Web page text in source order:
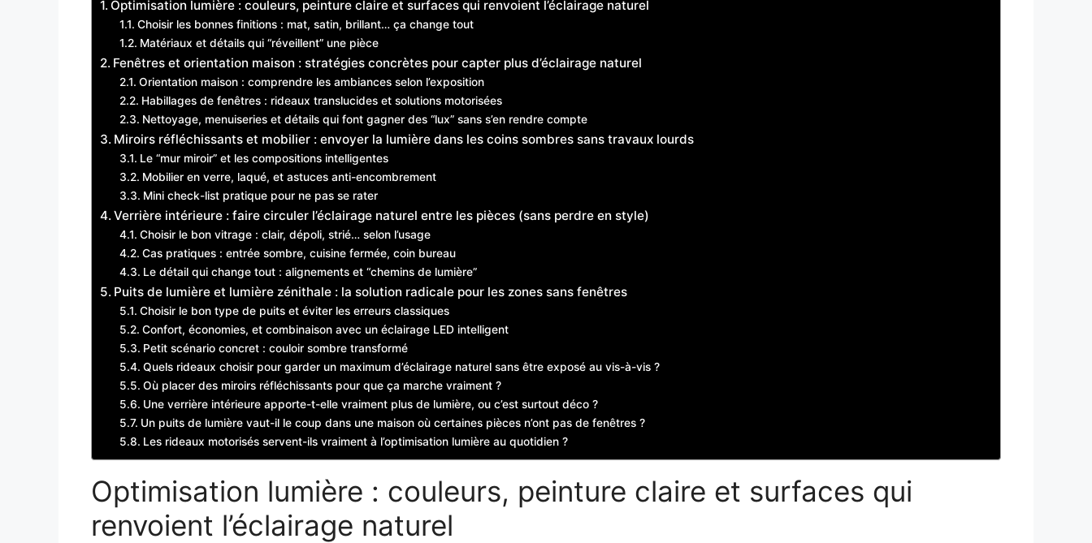
Optimisation lumière : couleurs, peinture claire et surfaces qui renvoient l’éclairage naturel
Choisir les bonnes finitions : mat, satin, brillant… ça change tout
Matériaux et détails qui “réveillent” une pièce
Fenêtres et orientation maison : stratégies concrètes pour capter plus d’éclairage naturel
Orientation maison : comprendre les ambiances selon l’exposition
Habillages de fenêtres : rideaux translucides et solutions motorisées
Nettoyage, menuiseries et détails qui font gagner des “lux” sans s’en rendre compte
Miroirs réfléchissants et mobilier : envoyer la lumière dans les coins sombres sans travaux lourds
Le “mur miroir” et les compositions intelligentes
Mobilier en verre, laqué, et astuces anti-encombrement
Mini check-list pratique pour ne pas se rater
Verrière intérieure : faire circuler l’éclairage naturel entre les pièces (sans perdre en style)
Choisir le bon vitrage : clair, dépoli, strié… selon l’usage
Cas pratiques : entrée sombre, cuisine fermée, coin bureau
Le détail qui change tout : alignements et “chemins de lumière”
Puits de lumière et lumière zénithale : la solution radicale pour les zones sans fenêtres
Choisir le bon type de puits et éviter les erreurs classiques
Confort, économies, et combinaison avec un éclairage LED intelligent
Petit scénario concret : couloir sombre transformé
Quels rideaux choisir pour garder un maximum d’éclairage naturel sans être exposé au vis-à-vis ?
Où placer des miroirs réfléchissants pour que ça marche vraiment ?
Une verrière intérieure apporte-t-elle vraiment plus de lumière, ou c’est surtout déco ?
Un puits de lumière vaut-il le coup dans une maison où certaines pièces n’ont pas de fenêtres ?
Les rideaux motorisés servent-ils vraiment à l’optimisation lumière au quotidien ?
Optimisation lumière : couleurs, peinture claire et surfaces qui
renvoient l’éclairage naturel